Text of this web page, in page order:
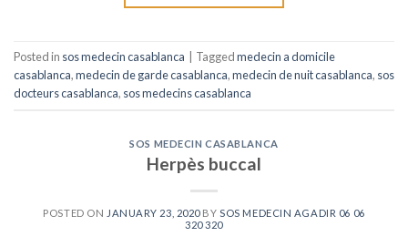
Posted in sos medecin casablanca Taggedmedecin a domicile
casablanca,medecin de garde casablanca,medecin de nuit casablanca, sos
docteurs casablanca, sos medecins casablanca
SOS MEDECIN CASABLANCA
Herpès buccal
POSTED ON JANUARY 23, 2020BYSOS MEDECIN AGADIR 06 06
320 320